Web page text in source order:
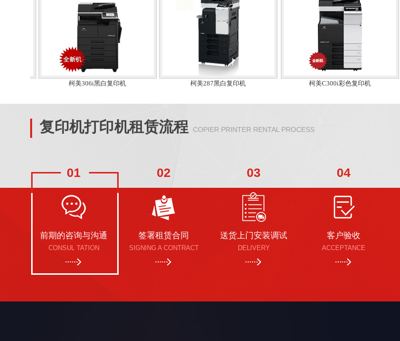
柯美306i黑白复印机 柯美287黑白复印机 柯美C300i彩色复印机
复印机打印机租赁流程 COPIER PRINTER RENTAL PROCESS
01
前期的咨询与沟通
CONSUL TATION
02
签署租赁合同
SIGNING A CONTRACT
03
送货上门安装调试
DELIVERY
04
客户验收
ACCEPTANCE